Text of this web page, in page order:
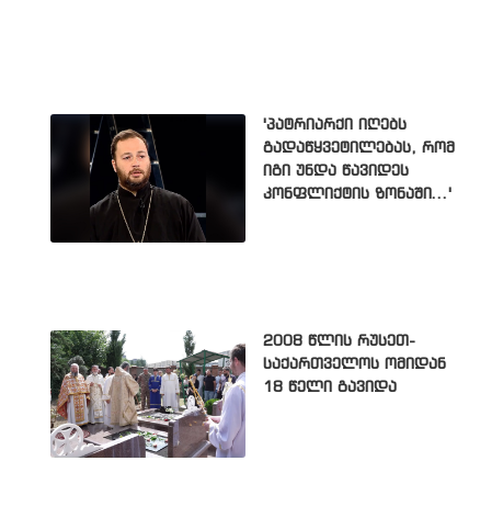
'პატრიარქი იღებს
გადაწყვეტილებას, რომ
იგი უნდა წავიდეს
კონფლიქტის ზონაში...'
2008 წლის რუსეთ-
საქართველოს ომიდან
18 წელი გავიდა